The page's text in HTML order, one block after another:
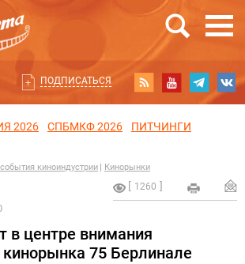
ПОДПИСАТЬСЯ
2026 СПБМКФ 2026
ПИТЧИНГИ
киноиндустрии Кинорынки
1260
в центре внимания
кинорынка 75 Берлинале